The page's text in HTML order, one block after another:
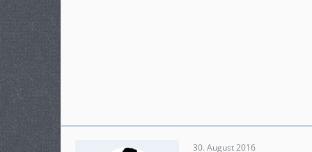
30. August 2016